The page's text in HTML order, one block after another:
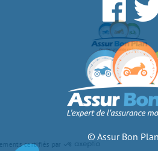
Assurbonplan s'engage à
transparent sur ses cookies !
Nous utilisons des cookies qui nous
permettent d’établir des statistiques,
d’améliorer nos performances et
expérience utilisateur.
Acceptez-vous de bénéficier des
Pour modifier vos préférences par la
Consentements certifiés par
© Assur Bon